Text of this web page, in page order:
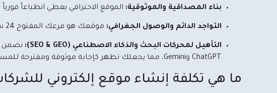
بناء المصداقية والموثوقية: الموقع الاحترافي يعطي انطباعاً
التواجد الدائم والوصول الجغرافي: موقعك هو فرعك المفتوح 24 ساعة يومياً لاستقبال العملاء من الرياض، جدة، القاهرة، والإسكندرية دون قيود جغرافية.
التأهيل لمحركات البحث والذكاء الاصطناعي (SEO & GEO):
نضمن
ChatGPT وGemini، مما يجعلك تظهر كإجابة موثوقة ومقترحة للمستخدمين.
ما هي تكلفة إنشاء موقع إلكتروني